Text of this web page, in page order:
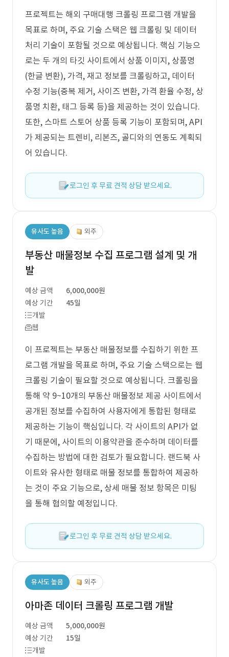
프로젝트는 해외 구매대행 크롤링 프로그램 개발을
목표로 하며, 주요 기술 스택은 웹 크롤링 및 데이터
처리 기술이 포함될 것으로 예상됩니다. 핵심 기능으
로는 두 개의 타깃 사이트에서 상품 이미지, 상품명
(한글 변환), 가격, 재고 정보를 크롤링하고, 데이터
수정 기능(중복 제거, 사이즈 변환, 가격 환율 수정, 상
품명 치환, 태그 등록 등)을 제공하는 것이 있습니다.
또한, 스마트 스토어 상품 등록 기능이 포함되며, API
가 제공되는 트렌비, 리본즈, 골디와의 연동도 계획되
어 있습니다.
로그인 후 무료 견적 상담 받으세요.
유사도 높음 외주
부동산 매물정보 수집 프로그램 설계 및 개
발
예상 금액
6,000,000원
예상 기간
45일
개발
웹
이 프로젝트는 부동산 매물정보를 수집하기 위한 프
로그램 개발을 목표로 하며, 주요 기술 스택으로는 웹
크롤링 기술이 필요할 것으로 예상됩니다. 크롤링을
통해 약 9~10개의 부동산 매물정보 제공 사이트에서
공개된 정보를 수집하여 사용자에게 통합된 형태로
제공하는 기능이 핵심입니다. 각 사이트의 API가 없
기 때문에, 사이트의 이용약관을 준수하며 데이터를
수집하는 방법에 대한 검토가 필요합니다. 랜드북 사
이트와 유사한 형태로 매물 정보를 통합하여 제공하
는 것이 주요 기능으로, 상세 매물 정보 항목은 미팅
을 통해 협의할 예정입니다.
로그인 후 무료 견적 상담 받으세요.
유사도 높음 외주
아마존 데이터 크롤링 프로그램 개발
예상 금액
5,000,000원
예상 기간
15일
개발